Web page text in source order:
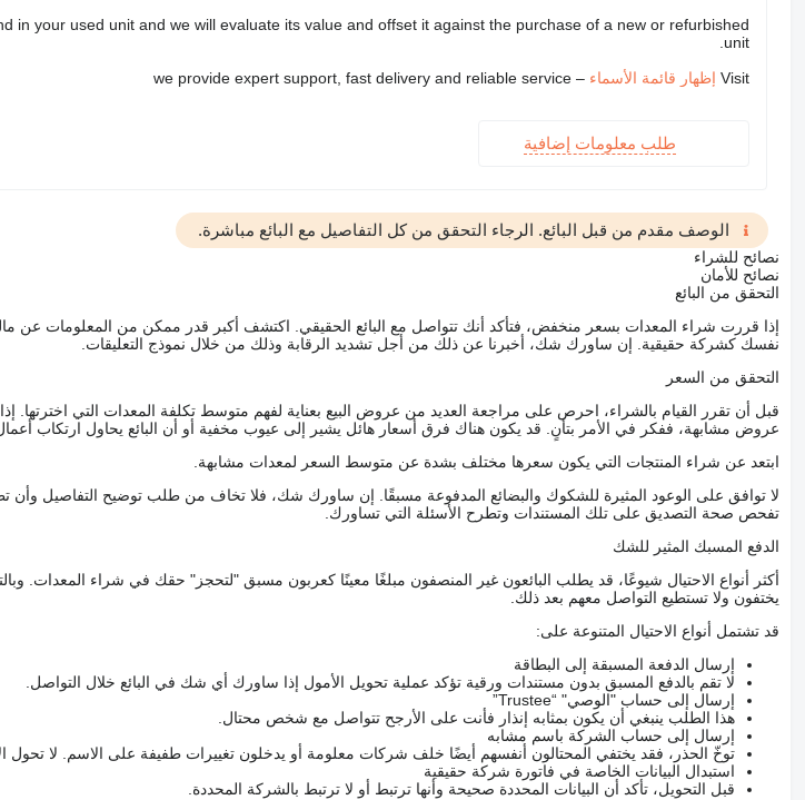
in your used unit and we will evaluate its value and offset it against the purchase of a new or refurbished
unit.
Visit إظهار قائمة الأسماء – we provide expert support, fast delivery and reliable service
طلب معلومات إضافية
الوصف مقدم من قبل البائع. الرجاء التحقق من كل التفاصيل مع البائع مباشرة.
نصائح للشراء
نصائح للأمان
التحقق من البائع
إذا قررت شراء المعدات بسعر منخفض، فتأكد أنك تتواصل مع البائع الحقيقي. اكتشف أكبر قدر ممكن من المعلومات عن
نفسك كشركة حقيقية. إن ساورك شك، أخبرنا عن ذلك من أجل تشديد الرقابة وذلك من خلال نموذج التعليقات.
التحقق من السعر
قبل أن تقرر القيام بالشراء، احرص على مراجعة العديد من عروض البيع بعناية لفهم متوسط تكلفة المعدات التي
عروض مشابهة، ففكر في الأمر بتأنٍ. قد يكون هناك فرق أسعار هائل يشير إلى عيوب مخفية أو أن البائع يحاول ارتكاب أعمال
ابتعد عن شراء المنتجات التي يكون سعرها مختلف بشدة عن متوسط السعر لمعدات مشابهة.
لا توافق على الوعود المثيرة للشكوك والبضائع المدفوعة مسبقًا. إن ساورك شك، فلا تخاف من طلب توضيح التفاصيل
تفحص صحة التصديق على تلك المستندات وتطرح الأسئلة التي تساورك.
الدفع المسبك المثير للشك
أكثر أنواع الاحتيال شيوعًا، قد يطلب البائعون غير المنصفون مبلغًا معينًا كعربون مسبق "لتحجز" حقك في شراء المعدات.
يختفون ولا تستطيع التواصل معهم بعد ذلك.
قد تشتمل أنواع الاحتيال المتنوعة على:
إرسال الدفعة المسبقة إلى البطاقة
لا تقم بالدفع المسبق بدون مستندات ورقية تؤكد عملية تحويل الأمول إذا ساورك أي شك في البائع خلال التواصل.
إرسال إلى حساب "الوصي" “Trustee”
هذا الطلب ينبغي أن يكون بمثابه إنذار فأنت على الأرجح تتواصل مع شخص محتال.
إرسال إلى حساب الشركة باسم مشابه
توخّ الحذر، فقد يختفي المحتالون أنفسهم أيضًا خلف شركات معلومة أو يدخلون تغييرات طفيفة على الاسم. لا
استبدال البيانات الخاصة في فاتورة شركة حقيقية
قبل التحويل، تأكد أن البيانات المحددة صحيحة وأنها ترتبط أو لا ترتبط بالشركة المحددة.